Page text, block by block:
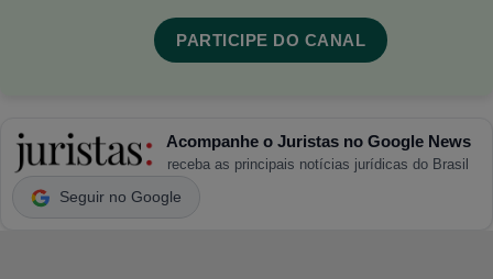
PARTICIPE DO CANAL
Acompanhe o Juristas no Google News
receba as principais notícias jurídicas do Brasil
Seguir no Google